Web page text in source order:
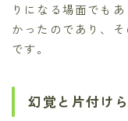
りになる場面でも
かったのであり、
です。
幻覚と片付け